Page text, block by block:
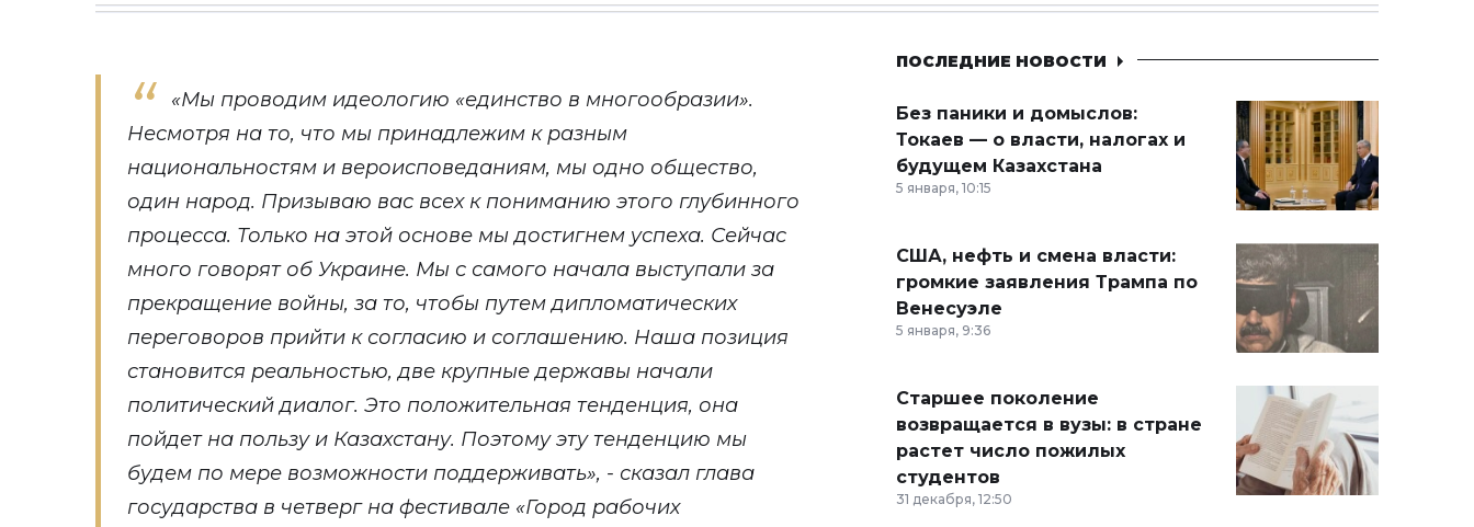
«Мы проводим идеологию «единство в многообразии».
Несмотря на то, что мы принадлежим к разным
национальностям и вероисповеданиям, мы одно общество,
один народ. Призываю вас всех к пониманию этого глубинного
процесса. Только на этой основе мы достигнем успеха. Сейчас
много говорят об Украине. Мы с самого начала выступали за
прекращение войны, за то, чтобы путем дипломатических
переговоров прийти к согласию и соглашению. Наша позиция
становится реальностью, две крупные державы начали
политический диалог. Это положительная тенденция, она
пойдет на пользу и Казахстану. Поэтому эту тенденцию мы
будем по мере возможности поддерживать», - сказал глава
государства в четверг на фестивале «Город рабочих
ПОСЛЕДНИЕ НОВОСТИ
Без паники и домыслов:
Токаев — о власти, налогах и
будущем Казахстана
5 января, 10:15
США, нефть и смена власти:
громкие заявления Трампа по
Венесуэле
5 января, 9:36
Старшее поколение
возвращается в вузы: в стране
растет число пожилых
студентов
31 декабря, 12:50